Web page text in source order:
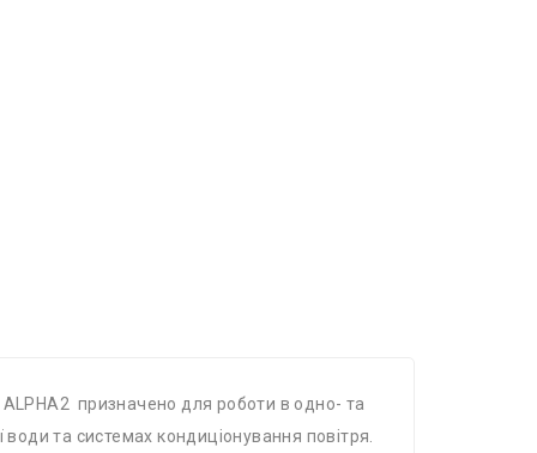
призначено для роботи в одно- та
та системах кондиціонування повітря.